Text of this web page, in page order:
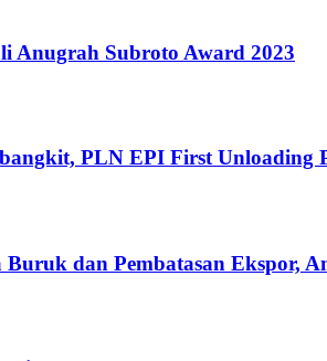
Anugrah Subroto Award 2023
PLN EPI First Unloading
dan Pembatasan Ekspor,